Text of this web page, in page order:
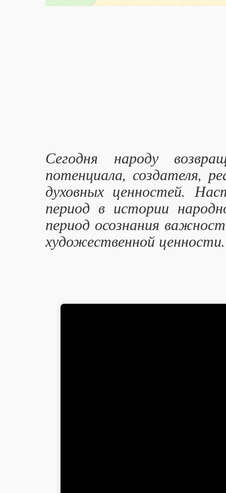
Сегодня народу
потенциала, создателя,
духовных ценностей.
период в истории
период осознания
художественной ценности.